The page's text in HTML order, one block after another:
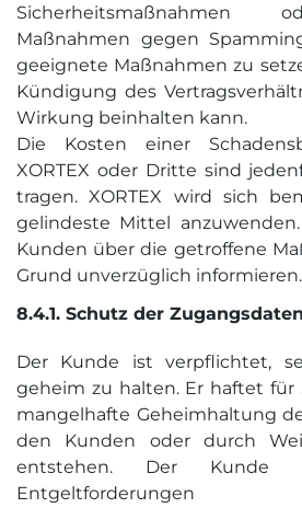
Sicherheitsmaßnahmen
Maßnahmen gegen
geeignete Maßnahmen zu
Kündigung des
Wirkung beinhalten kann.
Die Kosten einer
XORTEX oder Dritte sind
tragen. XORTEX wird sich
gelindeste Mittel
Kunden über die getroffene
Grund unverzüglich informieren.
8.4.1. Schutz der Zugangs­daten
Der Kunde ist verpflichtet,
geheim zu halten. Er haftet für
mangelhafte Geheimhaltung
den Kunden oder durch
entstehen. Der